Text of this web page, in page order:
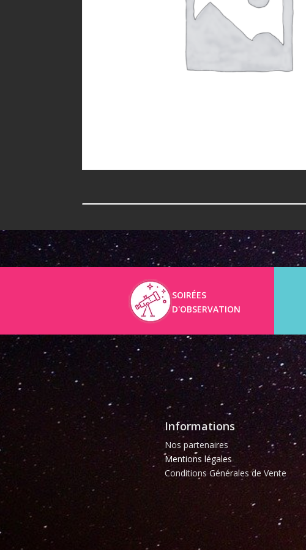
SOIRÉES
D'OBSERVATION
Informations
Nos partenaires
Mentions légales
Conditions Générales de Vente